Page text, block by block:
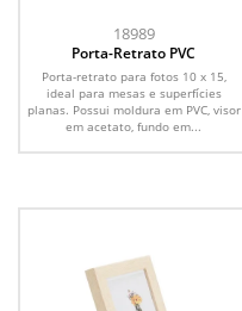
18989
Porta-Retrato PVC
Porta-retrato para fotos 10 x 15,
ideal para mesas e superfícies
planas. Possui moldura em PVC, visor
em acetato, fundo em...